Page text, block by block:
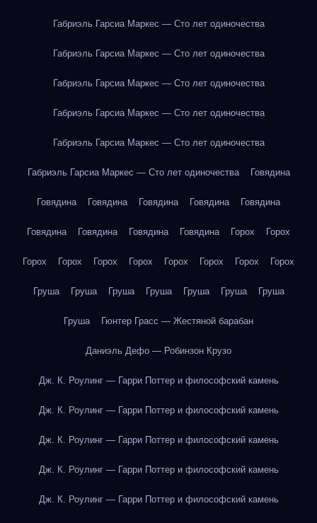
Габриэль Гарсиа Маркес — Сто лет одиночества
Габриэль Гарсиа Маркес — Сто лет одиночества
Габриэль Гарсиа Маркес — Сто лет одиночества
Габриэль Гарсиа Маркес — Сто лет одиночества
Габриэль Гарсиа Маркес — Сто лет одиночества
Габриэль Гарсиа Маркес — Сто лет одиночества Говядина
Говядина Говядина Говядина Говядина Говядина
Говядина Говядина Говядина Говядина Горох Горох
Горох Горох Горох Горох Горох Горох Горох Горох
Груша Груша Груша Груша Груша Груша Груша
Груша Гюнтер Грасс — Жестяной барабан
Даниэль Дефо — Робинзон Крузо
Дж. К. Роулинг — Гарри Поттер и философский камень
Дж. К. Роулинг — Гарри Поттер и философский камень
Дж. К. Роулинг — Гарри Поттер и философский камень
Дж. К. Роулинг — Гарри Поттер и философский камень
Дж. К. Роулинг — Гарри Поттер и философский камень